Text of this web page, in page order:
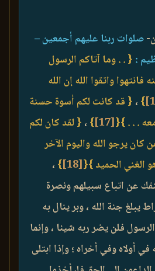
صلوات ربنا عليهم أجمعين –
: { . . وما آتاكم الرسول
واتقوا الله إن الله
} ، { قد كانت لكم أسوة حسنة
. . . }
{
[17]
} ، { لقد كان لكم
يرجو الله واليوم الآخر
الغني الحميد }{
[18]
} ،
عن اتباع سبيلهم ونصرة
يبلغ جنة الله ، وبر ينال به
فلن يضر ربه شيئا ، وإنما
أولاه وفي أخراه ؛ وإذا ابتلى